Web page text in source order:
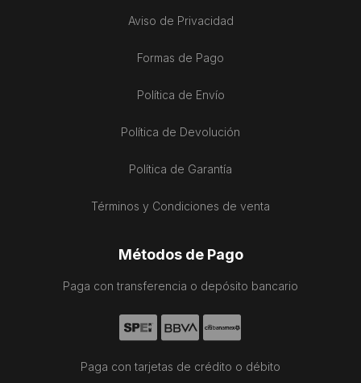
Aviso de Privacidad
Formas de Pago
Política de Envío
Política de Devolución
Política de Garantía
Términos y Condiciones de venta
Métodos de Pago
Paga con transferencia o depósito bancario
Paga con tarjetas de crédito o débito